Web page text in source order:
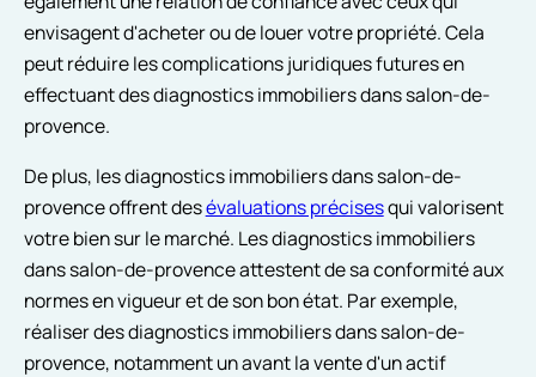
envisagent d'acheter ou de louer votre propriété. Cela
peut réduire les complications juridiques futures en
effectuant des diagnostics immobiliers dans salon-de-
provence.
De plus, les diagnostics immobiliers dans salon-de-
provence offrent desévaluations précisesqui valorisent
votre bien sur le marché. Les diagnostics immobiliers
dans salon-de-provence attestent de sa conformité aux
normes en vigueur et de son bon état. Par exemple,
réaliser des diagnostics immobiliers dans salon-de-
provence, notamment un avant la vente d'un actif